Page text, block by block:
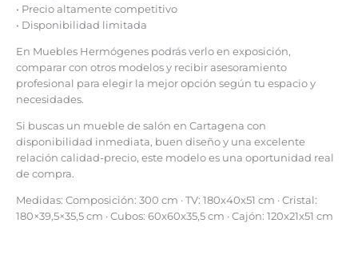
• Precio altamente competitivo
• Disponibilidad limitada
En Muebles Hermógenes podrás verlo en exposición,
comparar con otros modelos y recibir asesoramiento
profesional para elegir la mejor opción según tu espacio y
necesidades.
Si buscas un mueble de salón en Cartagena con
disponibilidad inmediata, buen diseño y una excelente
relación calidad-precio, este modelo es una oportunidad real
de compra.
Medidas: Composición: 300 cm · TV: 180x40x51 cm · Cristal:
180×39,5×35,5 cm · Cubos: 60x60x35,5 cm · Cajón: 120x21x51 cm